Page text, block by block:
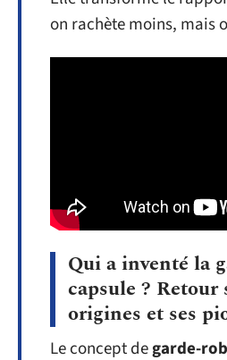
on rachète moins, mais
Qui a inventé la
capsule ? Retour
origines et ses
Le concept degarde-